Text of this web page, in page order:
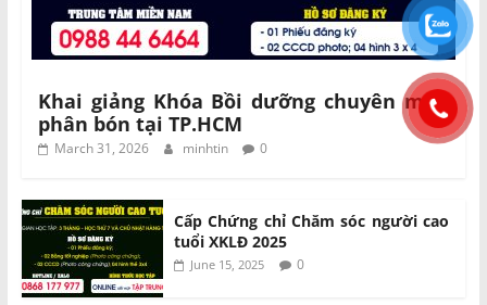
Khai giảng Khóa Bồi dưỡng chuyên môn
phân bón tại TP.HCM
March 31, 2026 minhtin 0
Cấp Chứng chỉ Chăm sóc người cao
tuổi XKLĐ 2025
June 15, 2025 0